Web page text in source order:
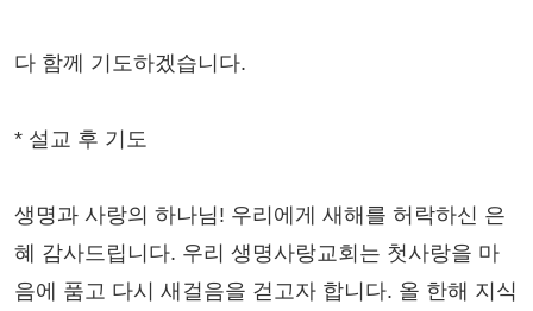
다 함께 기도하겠습니다.
* 설교 후 기도
생명과 사랑의 하나님! 우리에게 새해를 허락하신 은
혜 감사드립니다. 우리 생명사랑교회는 첫사랑을 마
음에 품고 다시 새걸음을 걷고자 합니다. 올 한해 지식